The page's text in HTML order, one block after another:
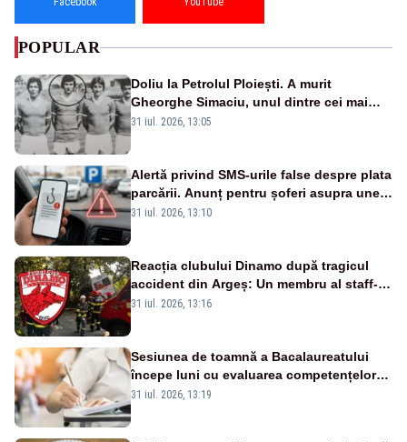
POPULAR
Doliu la Petrolul Ploiești. A murit
Gheorghe Simaciu, unul dintre cei mai
mari golgheteri din istoria clubului
31 iul. 2026, 13:05
Alertă privind SMS-urile false despre plata
parcării. Anunț pentru șoferi asupra unei
noi metode de fraudă online
31 iul. 2026, 13:10
Reacția clubului Dinamo după tragicul
accident din Argeș: Un membru al staff-
ului medical a murit, antrenorul Adrian
31 iul. 2026, 13:16
Sesiunea de toamnă a Bacalaureatului
începe luni cu evaluarea competențelor
orale la Limba română
31 iul. 2026, 13:19